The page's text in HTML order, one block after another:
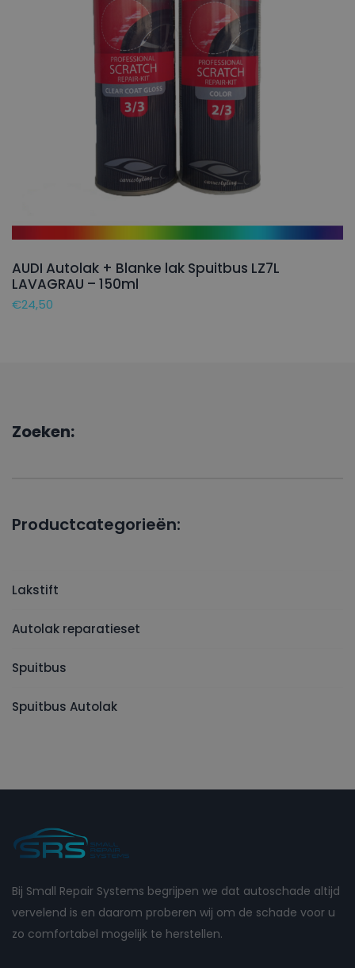
AUDI Autolak + Blanke lak Spuitbus LZ7L
LAVAGRAU – 150ml
€24,50
Zoeken:
Productcategorieën:
Lakstift
Autolak reparatieset
Spuitbus
Spuitbus Autolak
Bij Small Repair Systems begrijpen we dat autoschade altijd
vervelend is en daarom proberen wij om de schade voor u
zo comfortabel mogelijk te herstellen.